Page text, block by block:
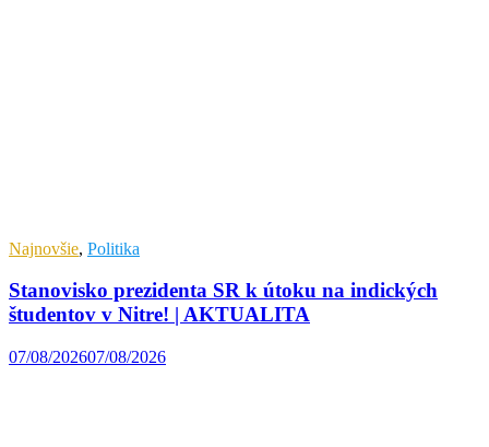
Najnovšie, Politika
Stanovisko prezidenta SR k útoku na indických
študentov v Nitre! | AKTUALITA
07/08/202607/08/2026